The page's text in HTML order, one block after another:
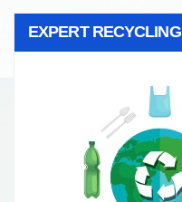
EXPERT RECYCLING